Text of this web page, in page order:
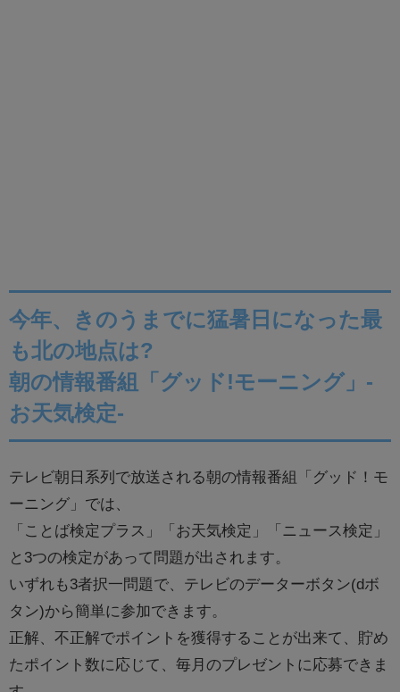
今年、きのうまでに猛暑日になった最
も北の地点は?
朝の情報番組「グッド!モーニング」-
お天気検定-
テレビ朝日系列で放送される朝の情報番組「グッド！モ
ーニング」では、
「ことば検定プラス」「お天気検定」「ニュース検定」
と3つの検定があって問題が出されます。
いずれも3者択一問題で、テレビのデーターボタン(dボ
タン)から簡単に参加できます。
正解、不正解でポイントを獲得することが出来て、貯め
たポイント数に応じて、毎月のプレゼントに応募できま